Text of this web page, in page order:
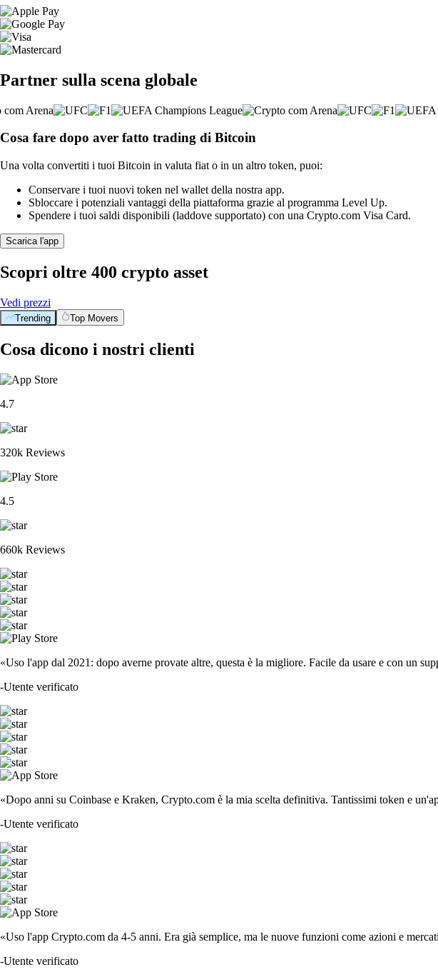
Partner sulla scena globale
Cosa fare dopo aver fatto trading di Bitcoin
Una volta convertiti i tuoi Bitcoin in valuta fiat o in un altro token, puoi:
Conservare i tuoi nuovi token nel wallet della nostra app.
Sbloccare i potenziali vantaggi della piattaforma grazie al programma Level Up.
Spendere i tuoi saldi disponibili (laddove supportato) con una Crypto.com Visa Card.
Scarica l'app
Scopri oltre 400 crypto asset
Vedi prezzi
Trending Top Movers
Cosa dicono i nostri clienti
4.7
320k Reviews
4.5
660k Reviews
«Uso l'app dal 2021: dopo averne provate altre, questa è la migliore. Facile da usare e con un
-Utente verificato
«Dopo anni su Coinbase e Kraken, Crypto.com è la mia scelta definitiva. Tantissimi token e
-Utente verificato
«Uso l'app Crypto.com da 4-5 anni. Era già semplice, ma le nuove funzioni come azioni e
-Utente verificato